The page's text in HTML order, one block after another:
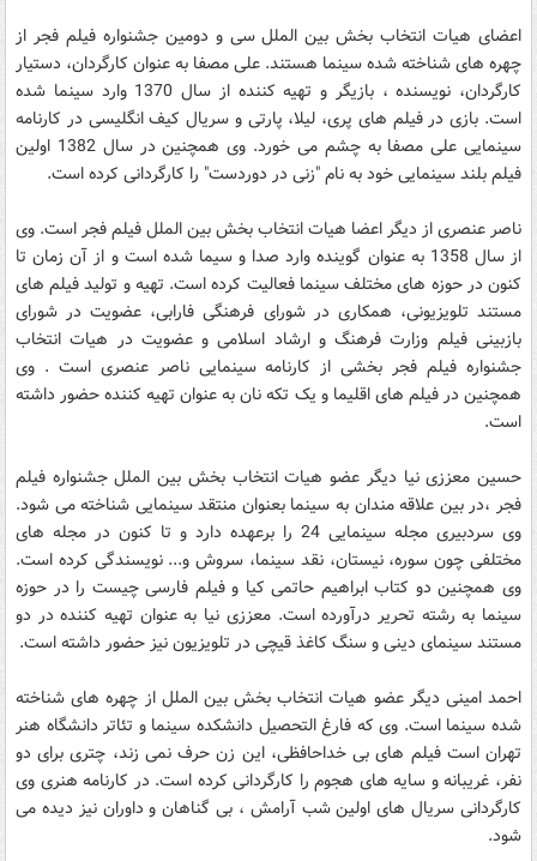
اعضای هیات انتخاب بخش بین الملل سی و دومین جشنواره فیلم فجر از
چهره های شناخته شده سینما هستند. علی مصفا به عنوان کارگردان، دستیار
کارگردان، نویسنده ، بازیگر و تهیه کننده از سال 1370 وارد سینما شده
است. بازی در فیلم های پری، لیلا، پارتی و سریال کیف انگلیسی در کارنامه
سینمایی علی مصفا به چشم می خورد. وی همچنین در سال 1382 اولین
فیلم بلند سینمایی خود به نام "زنی در دوردست" را کارگردانی کرده است.
ناصر عنصری از دیگر اعضا هیات انتخاب بخش بین الملل فیلم فجر است. وی
از سال 1358 به عنوان گوینده وارد صدا و سیما شده است و از آن زمان تا
کنون در حوزه های مختلف سینما فعالیت کرده است. تهیه و تولید فیلم های
مستند تلویزیونی، همکاری در شورای فرهنگی فارابی، عضویت در شورای
بازبینی فیلم وزارت فرهنگ و ارشاد اسلامی و عضویت در هیات انتخاب
جشنواره فیلم فجر بخشی از کارنامه سینمایی ناصر عنصری است . وی
همچنین در فیلم های اقلیما و یک تکه نان به عنوان تهیه کننده حضور داشته
است.
حسین معززی نیا دیگر عضو هیات انتخاب بخش بین الملل جشنواره فیلم
فجر ،در بین علاقه مندان به سینما بعنوان منتقد سینمایی شناخته می شود.
وی سردبیری مجله سینمایی 24 را برعهده دارد و تا کنون در مجله های
مختلفی چون سوره، نیستان، نقد سینما، سروش و... نویسندگی کرده است.
وی همچنین دو کتاب ابراهیم حاتمی کیا و فیلم فارسی چیست را در حوزه
سینما به رشته تحریر درآورده است. معززی نیا به عنوان تهیه کننده در دو
مستند سینمای دینی و سنگ کاغذ قیچی در تلویزیون نیز حضور داشته است.
احمد امینی دیگر عضو هیات انتخاب بخش بین الملل از چهره های شناخته
شده سینما است. وی که فارغ التحصیل دانشکده سینما و تئاتر دانشگاه هنر
تهران است فیلم های بی خداحافظی، این زن حرف نمی زند، چتری برای دو
نفر، غریبانه و سایه های هجوم را کارگردانی کرده است. در کارنامه هنری وی
کارگردانی سریال های اولین شب آرامش ، بی گناهان و داوران نیز دیده می
شود.